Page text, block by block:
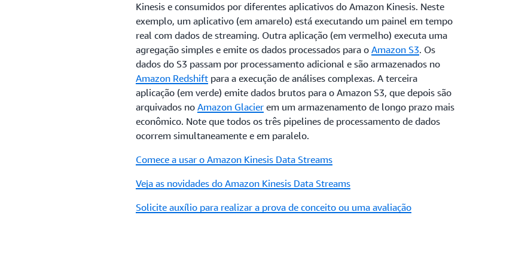
Kinesis e consumidos por diferentes aplicativos do Amazon Kinesis. Neste
exemplo, um aplicativo (em amarelo) está executando um painel em tempo
real com dados de streaming. Outra aplicação (em vermelho) executa uma
agregação simples e emite os dados processados para o Amazon S3. Os
dados do S3 passam por processamento adicional e são armazenados no
Amazon Redshift para a execução de análises complexas. A terceira
aplicação (em verde) emite dados brutos para o Amazon S3, que depois são
arquivados no Amazon Glacier em um armazenamento de longo prazo mais
econômico. Note que todos os três pipelines de processamento de dados
ocorrem simultaneamente e em paralelo.
Comece a usar o Amazon Kinesis Data Streams
Veja as novidades do Amazon Kinesis Data Streams
Solicite auxílio para realizar a prova de conceito ou uma avaliação